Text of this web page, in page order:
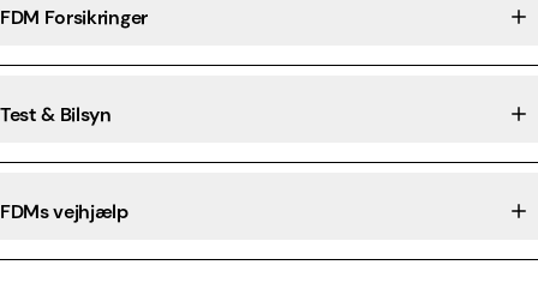
FDM Forsikringer
Test & Bilsyn
FDMs vejhjælp